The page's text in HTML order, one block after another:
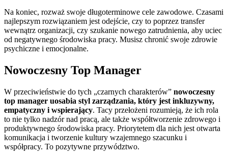
Na koniec, rozważ swoje długoterminowe cele zawodowe. Czasami
najlepszym rozwiązaniem jest odejście, czy to poprzez transfer
wewnątrz organizacji, czy szukanie nowego zatrudnienia, aby uciec
od negatywnego środowiska pracy. Musisz chronić swoje zdrowie
psychiczne i emocjonalne.
Nowoczesny Top Manager
W przeciwieństwie do tych „czarnych charakterów” nowoczesny
top manager uosabia styl zarządzania, który jest inkluzywny,
empatyczny i wspierający. Tacy przełożeni rozumieją, że ich rola
to nie tylko nadzór nad pracą, ale także współtworzenie zdrowego i
produktywnego środowiska pracy. Priorytetem dla nich jest otwarta
komunikacja i tworzenie kultury wzajemnego szacunku i
współpracy. To pozytywne przywództwo.